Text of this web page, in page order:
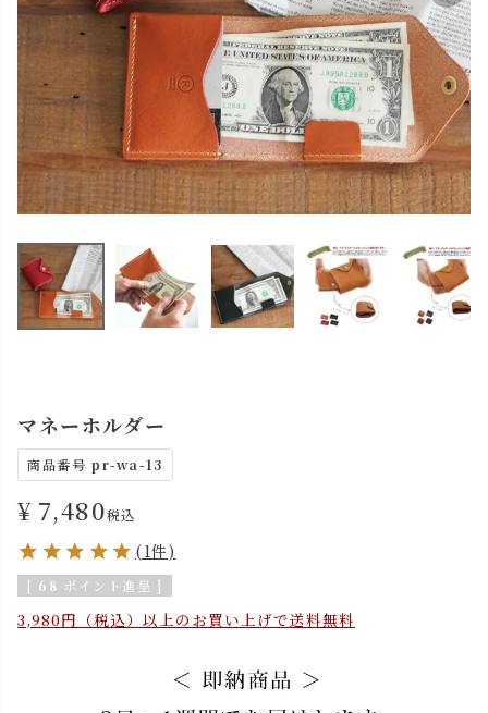
マネーホルダー
商品番号 pr-wa-13
¥ 7,480税込
(1件)
[ 68 ポイント進呈 ]
3,980円（税込）以上のお買い上げで送料無料